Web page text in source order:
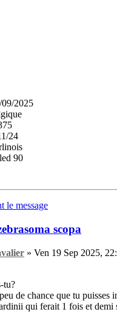
09/2025
24
90
le message
scopa
» Ven 19 Sep 2025,
tu?
de chance que tu
qui ferait 1 fois et demi